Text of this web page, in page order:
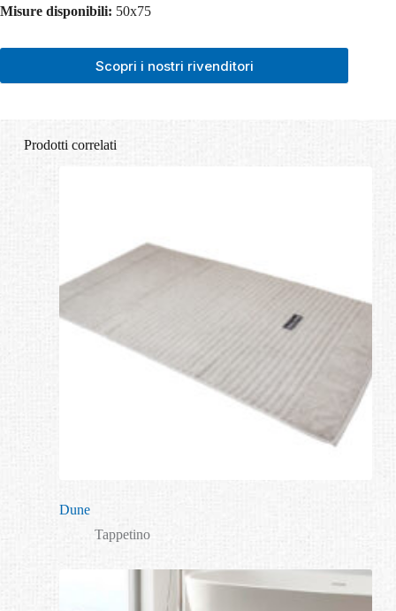
Misure disponibili: 50x75
Scopri i nostri rivenditori
Prodotti correlati
Dune
Tappetino